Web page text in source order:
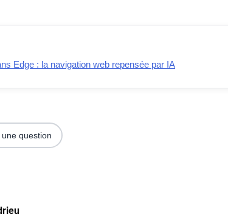
Edge : la navigation web repensée par IA
une question